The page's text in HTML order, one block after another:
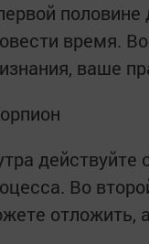
время.
ваше
действуйте
Во
отложить,